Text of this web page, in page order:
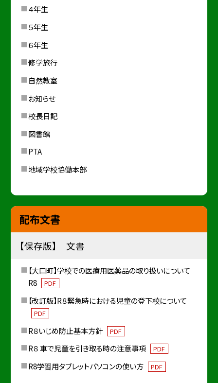
４年生
５年生
６年生
修学旅行
自然教室
お知らせ
校長日記
図書館
PTA
地域学校協働本部
配布文書
【保存版】 文書
【大口町】学校での医療用医薬品の取り扱いについて
R8
PDF
【改訂版】R８緊急時における児童の登下校について
PDF
R８いじめ防止基本方針 PDF
R８ 車で児童を引き取る時の注意事項 PDF
R8学習用タブレットパソコンの使い方 PDF